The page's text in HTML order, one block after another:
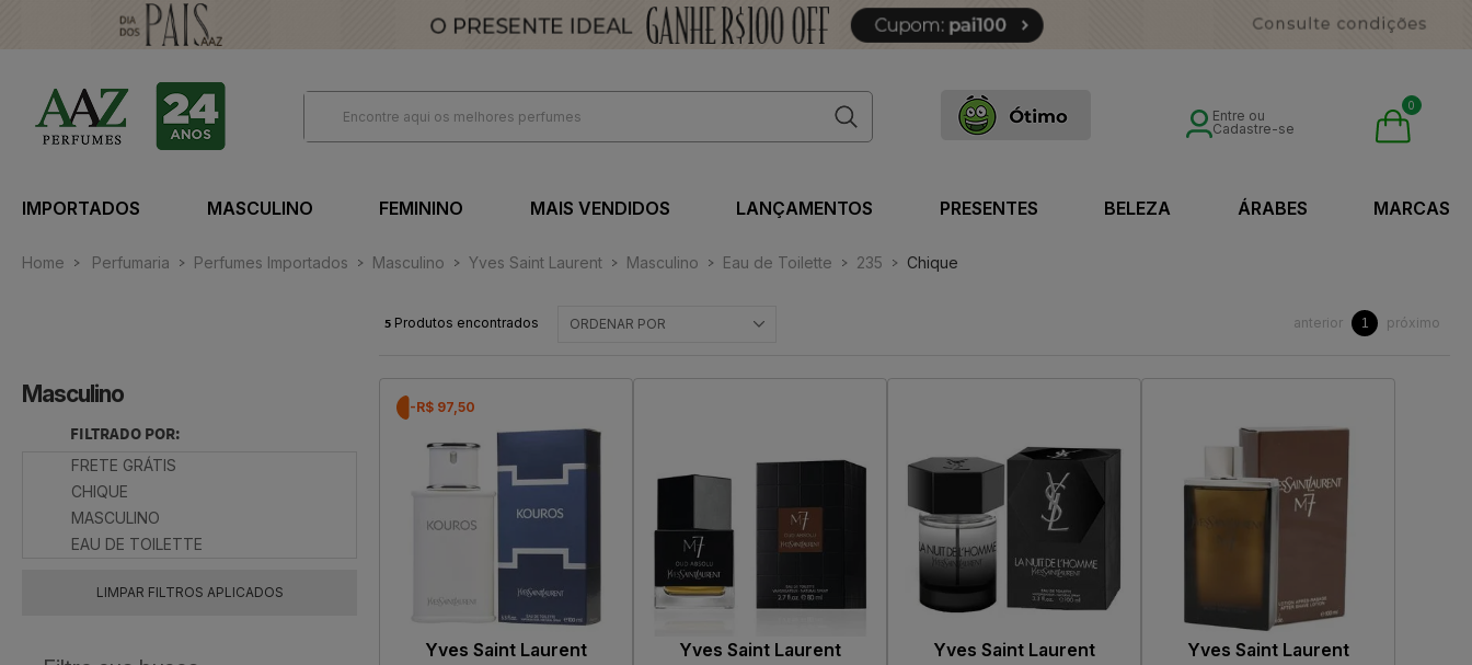
Entre ou
Cadastre-se
0
IMPORTADOS MASCULINO FEMININO MAIS VENDIDOS LANÇAMENTOS PRESENTES BELEZA ÁRABES MARCAS
Home Perfumaria Perfumes Importados Masculino Yves Saint Laurent Masculino Eau de Toilette 235 Chique
Masculino
FILTRADO POR:
FRETE GRÁTIS
CHIQUE
MASCULINO
EAU DE TOILETTE
LIMPAR FILTROS APLICADOS
ORDENAR POR
5 Produtos encontrados anterior 1 próximo
-R$ 97,50
Yves Saint Laurent Yves Saint Laurent Yves Saint Laurent Yves Saint Laurent